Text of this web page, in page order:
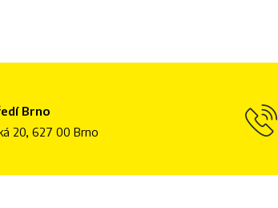
Brno
20, 627 00 Brno